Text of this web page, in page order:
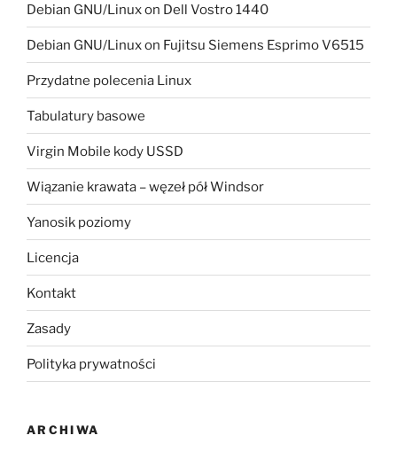
Debian GNU/Linux on Dell Vostro 1440
Debian GNU/Linux on Fujitsu Siemens Esprimo V6515
Przydatne polecenia Linux
Tabulatury basowe
Virgin Mobile kody USSD
Wiązanie krawata – węzeł pół Windsor
Yanosik poziomy
Licencja
Kontakt
Zasady
Polityka prywatności
ARCHIWA